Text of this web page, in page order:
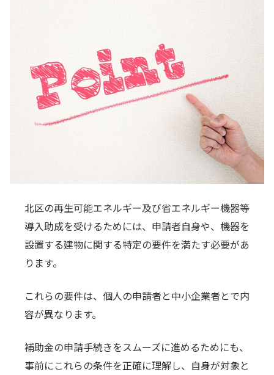
北区の再生可能エネルギー及び省エネルギー機器等
導入助成を受けるためには、申請者自身や、機器を
設置する建物に関する特定の要件を満たす必要があ
ります。
これらの要件は、個人の申請者と中小企業者とで内
容が異なります。
補助金の申請手続きをスムーズに進めるためにも、
事前にこれらの条件を正確に理解し、自身が対象と